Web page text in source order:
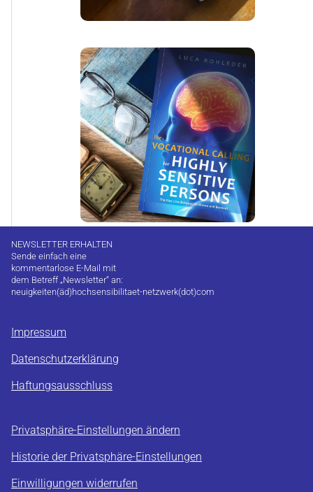
NEWSLETTER ERHALTEN
Sende einfach eine
kommentarlose E-Mail mit
dem Betreff „Newsletter“ an:
neuigkeiten(äd)hochsensibilitaet-netzwerk(dot)com
Impressum
Datenschutzerklärung
Haftungsausschluss
Privatsphäre-Einstellungen ändern
Historie der Privatsphäre-Einstellungen
Einwilligungen widerrufen